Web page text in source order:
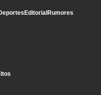
EditorialRumores